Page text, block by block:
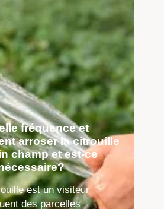
fréquence et
arroser la citrouille
champ et est-ce
est un visiteur
des parcelles